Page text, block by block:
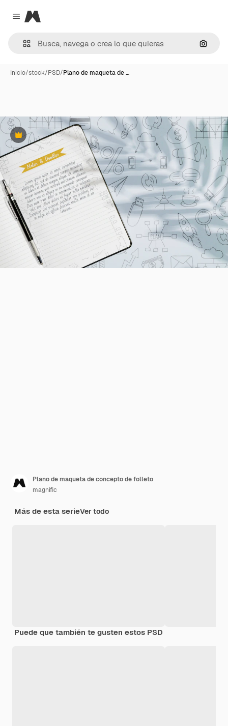
Close menu
Magnific
Inicio/stock/PSD/Plano de maqueta de …
Premium
Plano de maqueta de concepto de folleto
magnific
Más de esta serieVer todo
Puede que también te gusten estos PSD